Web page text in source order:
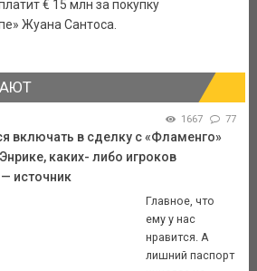
€ 15 млн за покупку
Жуана Сантоса.
1667 77
включать в сделку с «Фламенго»
каких- либо игроков
источник
Главное, что
ему у нас
нравится. А
лишний паспорт